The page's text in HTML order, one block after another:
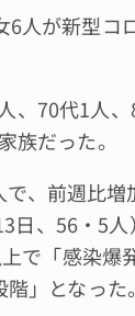
人が新型コ
、70代1人
族だった。
、前週比増
日、56・5
で「感染爆
」となった。